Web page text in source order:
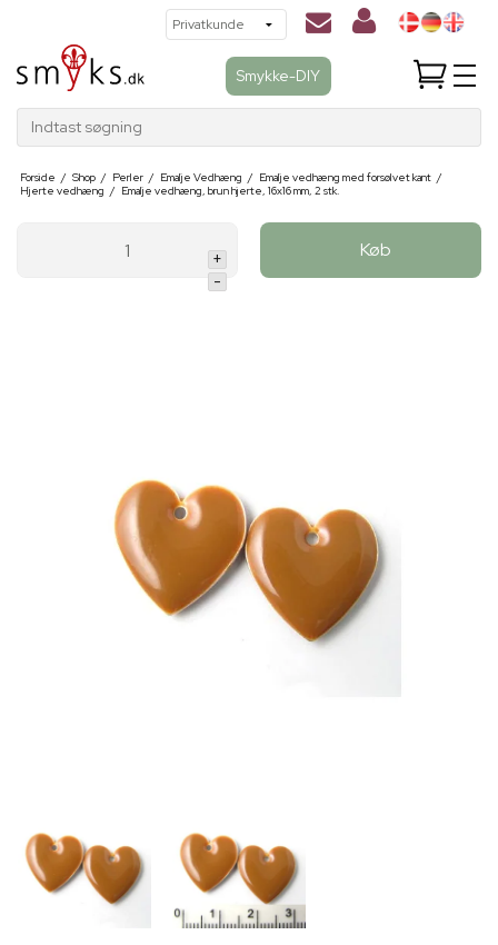
Smykke-DIY
Indtast søgning
Forside / Shop / Perler / Emalje Vedhæng / Emalje vedhæng med forsølvet kant /
Hjerte vedhæng / Emalje vedhæng, brun hjerte, 16x16 mm, 2 stk.
+
-
Køb